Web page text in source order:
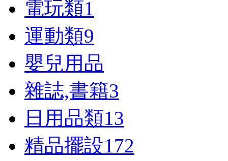
電玩類1
運動類9
嬰兒用品
雜誌,書籍3
日用品類13
精品擺設172